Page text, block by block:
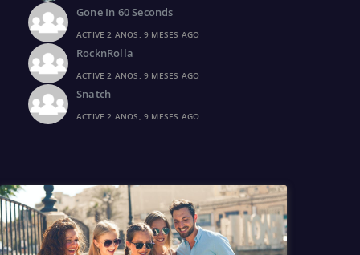
Gone In 60 Seconds
ACTIVE 2 ANOS, 9 MESES AGO
RocknRolla
ACTIVE 2 ANOS, 9 MESES AGO
Snatch
ACTIVE 2 ANOS, 9 MESES AGO